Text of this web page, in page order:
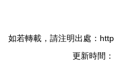
如若轉載，請注明出處：
更新時間